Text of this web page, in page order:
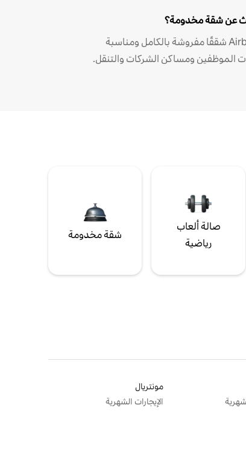
عن شقة مخدومة؟
توفر Airbnb شققًا مفروشة بالكامل ومناسبة
الموظفين ومساكن الشركات والتنقل.
صالة ألعاب
رياضية
شقة مخدومة
مونتريال
الإيجارات الشهرية